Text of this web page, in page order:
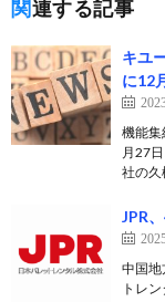
関連する記事
キユ
に12
機能集
月27
社の
JPR
中国地
トレ